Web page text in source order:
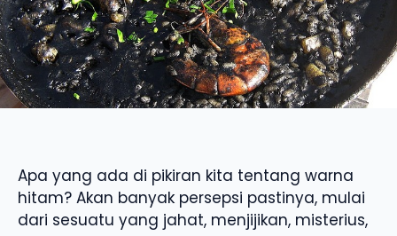
Apa yang ada di pikiran kita tentang warna
hitam? Akan banyak persepsi pastinya, mulai
dari sesuatu yang jahat, menjijikan, misterius,